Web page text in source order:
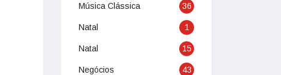
Música Clássica 36
Natal 1
Natal 15
Negócios 43